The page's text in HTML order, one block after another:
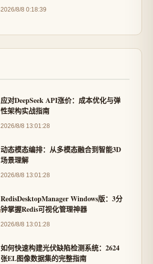
2026/8/8 0:18:39
应对DeepSeek API涨价：成本优化与弹
性架构实战指南
2026/8/8 13:01:28
动态模态编排：从多模态融合到智能3D
场景理解
2026/8/8 13:01:28
RedisDesktopManager Windows版：3分
钟掌握Redis可视化管理神器
2026/8/8 13:01:28
如何快速构建光伏缺陷检测系统：2624
张EL图像数据集的完整指南